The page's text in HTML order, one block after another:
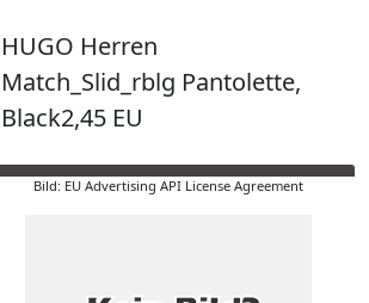
HUGO Herren
Match_Slid_rblg Pantolette,
Black2,45 EU
Bild: EU Advertising API License Agreement